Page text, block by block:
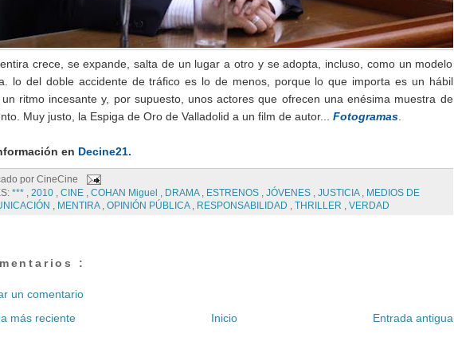
crece, se expande, salta de un lugar a otro y se adopta, incluso, como un modelo
lo del doble accidente de tráfico es lo de menos, porque lo que importa es un hábil
ritmo incesante y, por supuesto, unos actores que ofrecen una enésima muestra de
Muy justo, la Espiga de Oro de Valladolid a un film de autor... Fotogramas.
en Decine21.
por CineCine
*** , 2010 , CINE , COHAN Miguel , DRAMA , ESTRENOS , JÓVENES , JUSTICIA , MEDIOS DE
, MENTIRA , OPINIÓN PÚBLICA , RESPONSABILIDAD , THRILLER , VERDAD
:
un comentario
más reciente
Entrada antigua
Inicio